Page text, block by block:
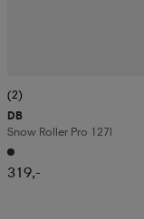
(2)
DB
Snow Roller Pro 127l
319,-